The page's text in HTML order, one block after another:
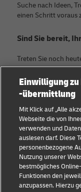
Suche nach Ideen,
einen Schritt voraus
Sind Sie bereit,
Treten Sie noch
Kategorien
KMU Ratgeber
E-Commerce
B2B-Beratung
Logistik-Beratung
Neuigkeiten &
Einwilligung
-übermittlung
Mit Klick auf „Alle
Webseite die von
verwenden und
auslesen darf. Diese
personenbezogene
Nutzung unserer
bestmögliches
Funktionen den
anzupassen. Hierzu